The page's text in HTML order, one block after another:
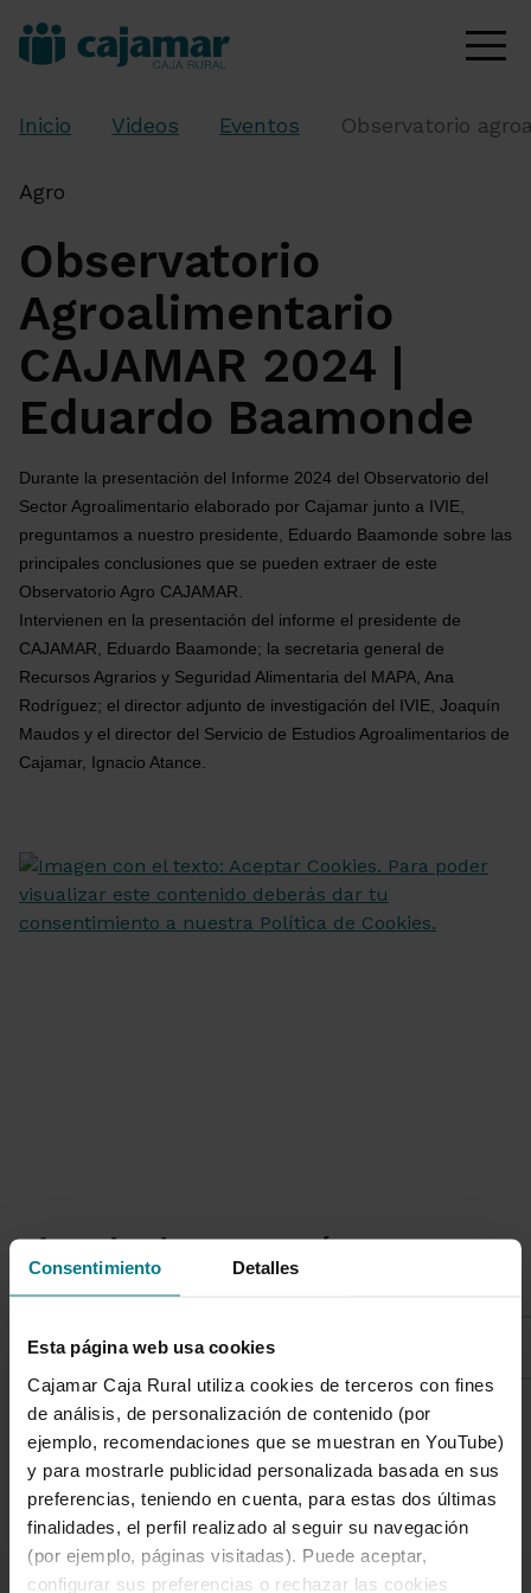
Consentimiento Detalles
Esta página web usa cookies
Cajamar Caja Rural utiliza cookies de terceros con fines
de análisis, de personalización de contenido (por
ejemplo, recomendaciones que se muestran en YouTube)
y para mostrarle publicidad personalizada basada en sus
preferencias, teniendo en cuenta, para estas dos últimas
finalidades, el perfil realizado al seguir su navegación
(por ejemplo, páginas visitadas). Puede aceptar,
configurar sus preferencias o rechazar las cookies
Inicio Videos Eventos Observatorio
Agro
Observatorio
Agroalimentario
CAJAMAR 2024 |
Eduardo Baamonde
Durante la presentación del Informe 2024 del Observatorio del
Sector Agroalimentario elaborado por Cajamar junto a IVIE,
preguntamos a nuestro presidente, Eduardo Baamonde sobre las
principales conclusiones que se pueden extraer de este
Observatorio Agro CAJAMAR.
Intervienen en la presentación del informe el presidente de
CAJAMAR, Eduardo Baamonde; la secretaria general de
Recursos Agrarios y Seguridad Alimentaria del MAPA, Ana
Rodríguez; el director adjunto de investigación del IVIE, Joaquín
Maudos y el director del Servicio de Estudios Agroalimentarios de
Cajamar, Ignacio Atance.
Listado de categorías
Sostenibilidad
1 de 7